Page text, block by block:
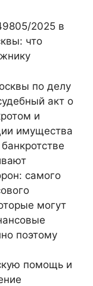
2025 в
что
по делу
акт о
и
имущества
самого
могут
поэтому
помощь и